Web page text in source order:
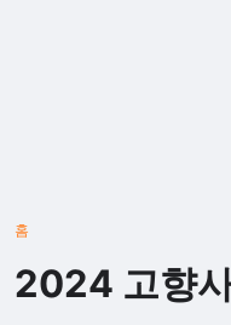
홈
2024 고향